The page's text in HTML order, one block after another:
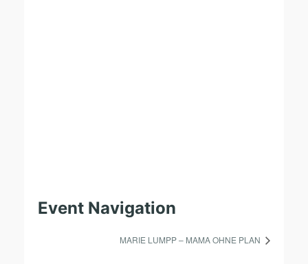
Event Navigation
MARIE LUMPP – MAMA OHNE PLAN